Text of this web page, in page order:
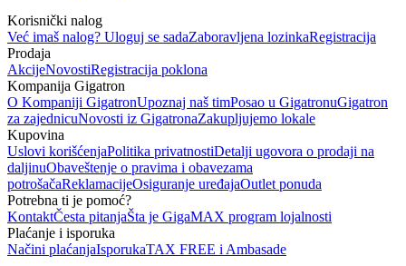
Korisnički nalog
Već imaš nalog? Uloguj se sadaZaboravljena lozinkaRegistracija
Prodaja
AkcijeNovostiRegistracija poklona
Kompanija Gigatron
O Kompaniji GigatronUpoznaj naš timPosao u GigatronuGigatron
za zajednicuNovosti iz GigatronaZakupljujemo lokale
Kupovina
Uslovi korišćenjaPolitika privatnostiDetalji ugovora o prodaji na
daljinuObaveštenje o pravima i obavezama
potrošačaReklamacijeOsiguranje uređajaOutlet ponuda
Potrebna ti je pomoć?
KontaktČesta pitanjaŠta je GigaMAX program lojalnosti
Plaćanje i isporuka
Načini plaćanjaIsporukaTAX FREE i Ambasade